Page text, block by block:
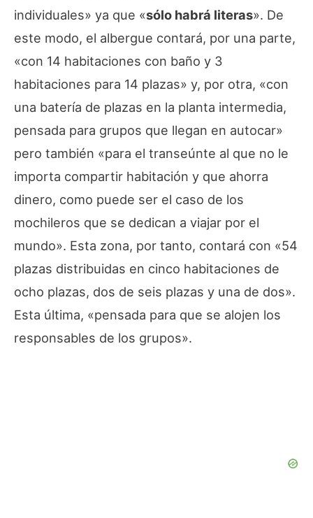
individuales» ya que «sólo habrá literas». De
este modo, el albergue contará, por una parte,
«con 14 habitaciones con baño y 3
habitaciones para 14 plazas» y, por otra, «con
una batería de plazas en la planta intermedia,
pensada para grupos que llegan en autocar»
pero también «para el transeúnte al que no le
importa compartir habitación y que ahorra
dinero, como puede ser el caso de los
mochileros que se dedican a viajar por el
mundo». Esta zona, por tanto, contará con «54
plazas distribuidas en cinco habitaciones de
ocho plazas, dos de seis plazas y una de dos».
Esta última, «pensada para que se alojen los
responsables de los grupos».